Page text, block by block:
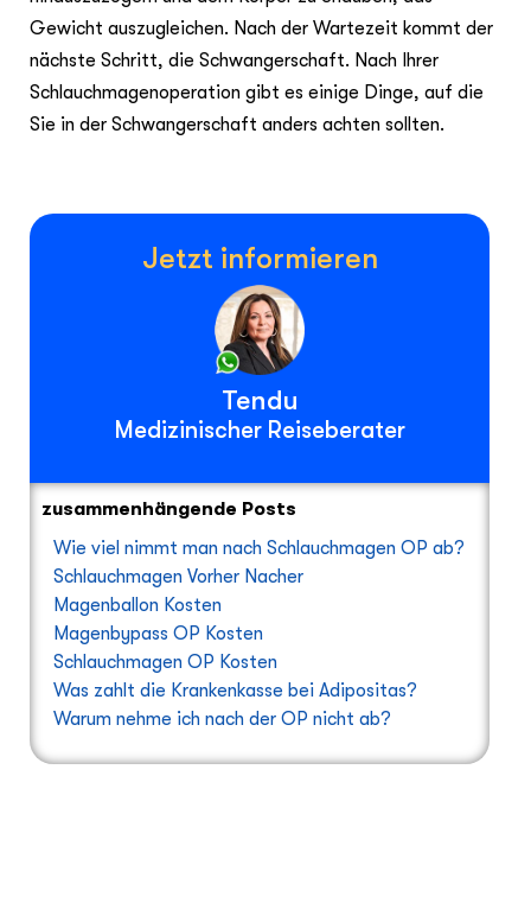
Gewicht auszugleichen. Nach der Wartezeit kommt der
nächste Schritt, die Schwangerschaft. Nach Ihrer
Schlauchmagenoperation gibt es einige Dinge, auf die
Sie in der Schwangerschaft anders achten sollten.
Jetzt informieren
Tendu
Medizinischer Reiseberater
zusammenhängende Posts
Wie viel nimmt man nach Schlauchmagen OP ab?
Schlauchmagen Vorher Nacher
Magenballon Kosten
Magenbypass OP Kosten
Schlauchmagen OP Kosten
Was zahlt die Krankenkasse bei Adipositas?
Warum nehme ich nach der OP nicht ab?